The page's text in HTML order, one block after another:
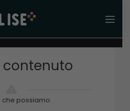
contenuto
che possiamo